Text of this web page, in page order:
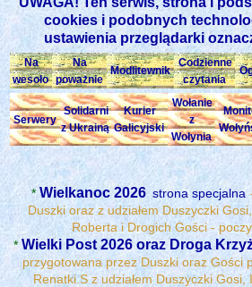
cookies i podobnych
ustawienia przeglądarki
Na
wesoło
Na
poważnie
Modlitewnik
Codzienne
czytania
Serwery
Solidarni
z Ukrainą
Kurier
Galicyjski
Wołanie
z
Wołynia
* Wielkanoc 2026 strona specjalna
Duszki oraz z udziałem Duszyczki
Roberta i Drogich Gości -
*Wielki Post 2026 oraz Droga
przygotowana przez Duszki oraz Gości
Renatki.S z udziałem Duszyczki